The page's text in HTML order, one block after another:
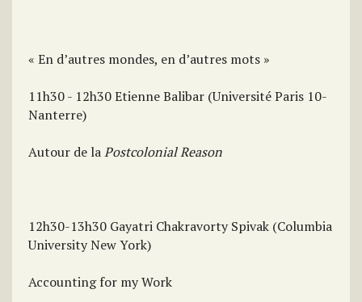
« En d’autres mondes, en d’autres mots »
11h30 - 12h30 Etienne Balibar (Université Paris 10-
Nanterre)
Autour de laPostcolonial Reason
12h30-13h30 Gayatri Chakravorty Spivak (Columbia
University New York)
Accounting for my Work